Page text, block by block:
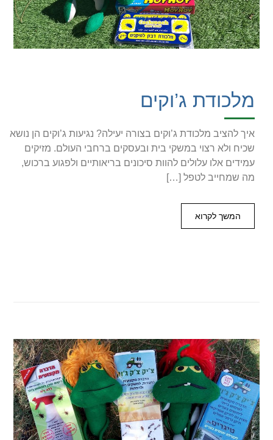
מלכודת ג’וקים
איך להציב מלכודת ג’וקים בצורה יעילה? נגיעות ג’וקים הן נושא
שכיח ולא רצוי במשקי בית ובעסקים ברחבי העולם. מזיקים
עמידים אלו עלולים להוות סיכונים בריאותיים ולפגוע ברכוש,
מה שמחייב לטפל […]
המשך לקרוא